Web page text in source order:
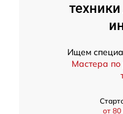
Ищем
Мастера
от